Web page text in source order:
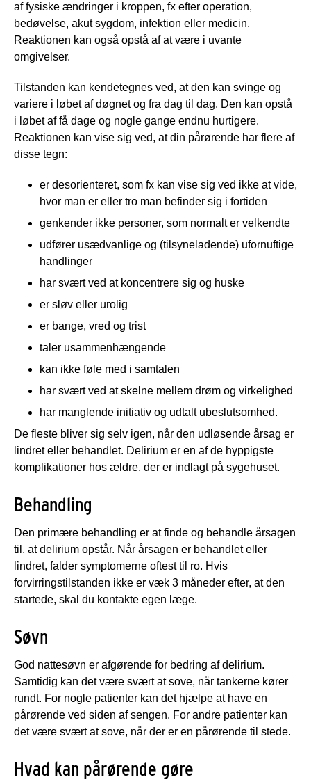
af fysiske ændringer i kroppen, fx efter operation,
bedøvelse, akut sygdom, infektion eller medicin.
Reaktionen kan også opstå af at være i uvante
omgivelser.
Tilstanden kan kendetegnes ved, at den kan svinge og
variere i løbet af døgnet og fra dag til dag. Den kan opstå
i løbet af få dage og nogle gange endnu hurtigere.
Reaktionen kan vise sig ved, at din pårørende har flere af
disse tegn:
er desorienteret, som fx kan vise sig ved ikke at vide,
hvor man er eller tro man befinder sig i fortiden
genkender ikke personer, som normalt er velkendte
udfører usædvanlige og (tilsyneladende) ufornuftige
handlinger
har svært ved at koncentrere sig og huske
er sløv eller urolig
er bange, vred og trist
taler usammenhængende
kan ikke føle med i samtalen
har svært ved at skelne mellem drøm og virkelighed
har manglende initiativ og udtalt ubeslutsomhed.
De fleste bliver sig selv igen, når den udløsende årsag er
lindret eller behandlet. Delirium er en af de hyppigste
komplikationer hos ældre, der er indlagt på sygehuset.
Behandling
Den primære behandling er at finde og behandle årsagen
til, at delirium opstår. Når årsagen er behandlet eller
lindret, falder symptomerne oftest til ro. Hvis
forvirringstilstanden ikke er væk 3 måneder efter, at den
startede, skal du kontakte egen læge.
Søvn
God nattesøvn er afgørende for bedring af delirium.
Samtidig kan det være svært at sove, når tankerne kører
rundt. For nogle patienter kan det hjælpe at have en
pårørende ved siden af sengen. For andre patienter kan
det være svært at sove, når der er en pårørende til stede.
Hvad kan pårørende gøre